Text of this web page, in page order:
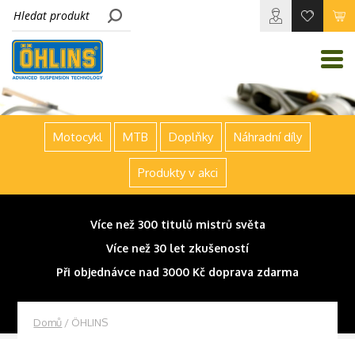
Motocykl MTB Doplňky Náhradní díly
Produkty v akci
Více než 300 titulů mistrů světa
Více než 30 let zkušeností
Při objednávce nad 3000 Kč doprava zdarma
Domů / ÖHLINS